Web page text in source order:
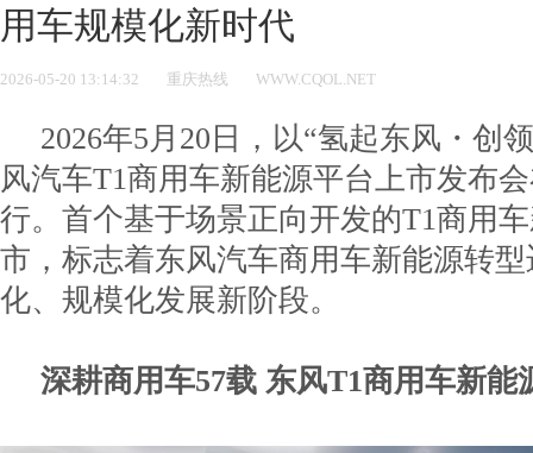
用车规模化新时代
2026-05-20 13:14:32 重庆热线 WWW.CQOL.NET
2026年5月20日，以“氢起东风・创
风汽车T1商用车新能源平台上市发布
行。首个基于场景正向开发的T1商用
市，标志着东风汽车商用车新能源转
化、规模化发展新阶段。
深耕商用车57载 东风T1商用车新能